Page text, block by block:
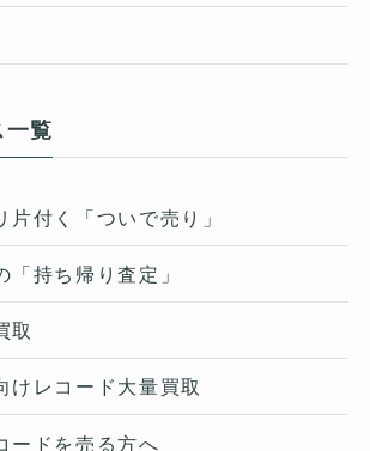
一覧
片付く「ついで売り」
「持ち帰り査定」
取
けレコード大量買取
ードを売る方へ